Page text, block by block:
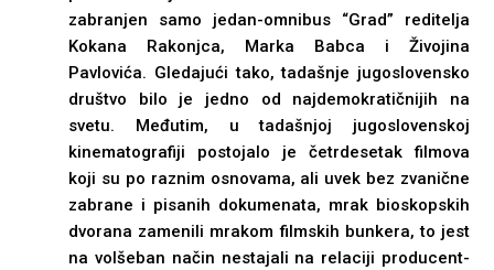
zabranjen samo jedan-omnibus “Grad” reditelja
Kokana Rakonjca, Marka Babca i Živojina
Pavlovića. Gledajući tako, tadašnje jugoslovensko
društvo bilo je jedno od najdemokratičnijih na
svetu. Međutim, u tadašnjoj jugoslovenskoj
kinematografiji postojalo je četrdesetak filmova
koji su po raznim osnovama, ali uvek bez zvanične
zabrane i pisanih dokumenata, mrak bioskopskih
dvorana zamenili mrakom filmskih bunkera, to jest
na volšeban način nestajali na relaciji producent-